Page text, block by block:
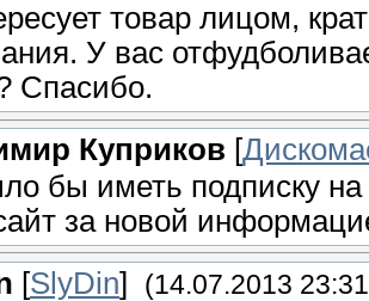
товар лицом,
У вас
Спасибо.
Куприков [
бы иметь подписку
за новой
[SlyDin] (14.07.2013